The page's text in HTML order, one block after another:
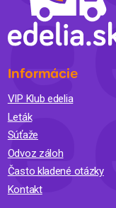
Informácie
VIP Klub edelia
Leták
Súťaže
Odvoz záloh
Často kladené otázky
Kontakt